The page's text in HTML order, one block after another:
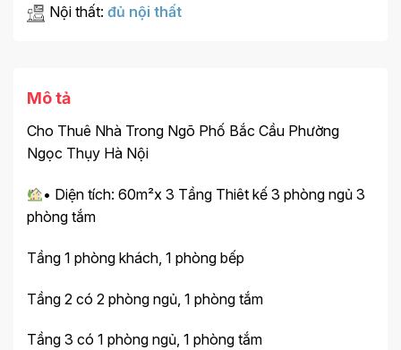
Nội thất: đủ nội thất
Mô tả
Cho Thuê Nhà Trong Ngõ Phố Bắc Cầu Phường
Ngọc Thụy Hà Nội
• Diện tích: 60m²x 3 Tầng Thiêt kế 3 phòng ngủ 3
phòng tắm
Tầng 1 phòng khách, 1 phòng bếp
Tầng 2 có 2 phòng ngủ, 1 phòng tắm
Tầng 3 có 1 phòng ngủ, 1 phòng tắm